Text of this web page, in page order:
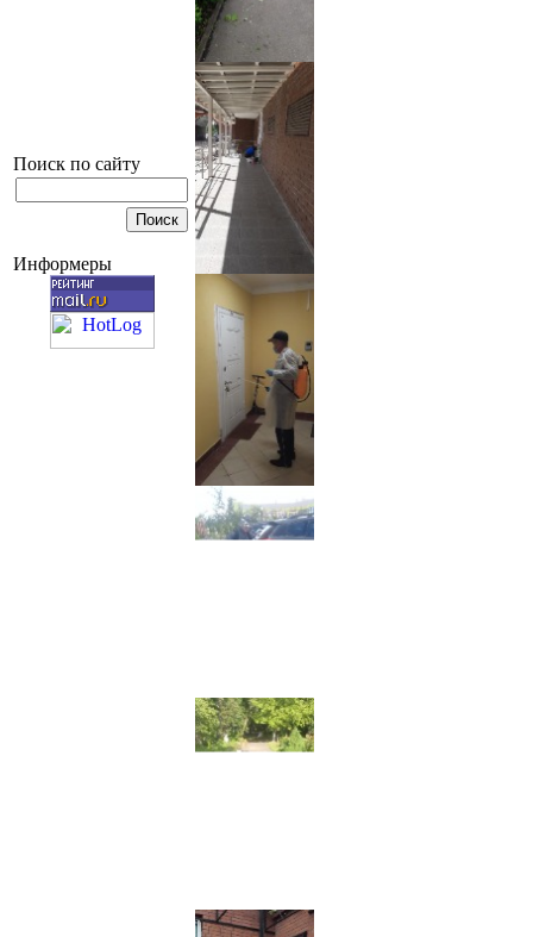
Поиск по сайту
Информеры